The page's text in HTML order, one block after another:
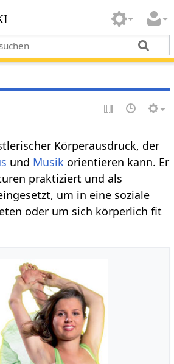
Körperausdruck, der
und Musik orientieren kann. Er
praktiziert und als
um in eine soziale
oder um sich körperlich fit